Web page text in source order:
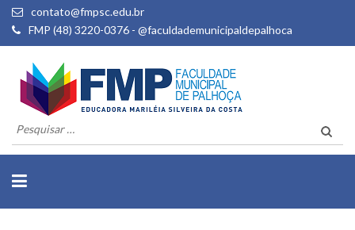
contato@fmpsc.edu.br
FMP (48) 3220-0376 - @faculdademunicipaldepalhoca
Pesquisar
por: